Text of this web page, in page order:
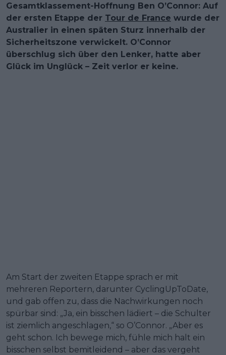
Gesamtklassement-Hoffnung Ben O’Connor: Auf
der ersten Etappe der Tour de France wurde der
Australier in einen späten Sturz innerhalb der
Sicherheitszone verwickelt. O’Connor
überschlug sich über den Lenker, hatte aber
Glück im Unglück – Zeit verlor er keine.
Am Start der zweiten Etappe sprach er mit
mehreren Reportern, darunter CyclingUpToDate,
und gab offen zu, dass die Nachwirkungen noch
spürbar sind: „Ja, ein bisschen lädiert – die Schulter
ist ziemlich angeschlagen,“ so O’Connor. „Aber es
geht schon. Ich bewege mich, fühle mich halt ein
bisschen selbst bemitleidend – aber das vergeht